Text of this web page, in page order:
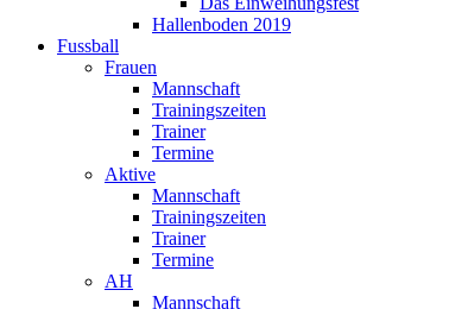
Hallenboden 2019
Fussball
Frauen
Mannschaft
Trainingszeiten
Trainer
Termine
Aktive
Mannschaft
Trainingszeiten
Trainer
Termine
AH
Mannschaft